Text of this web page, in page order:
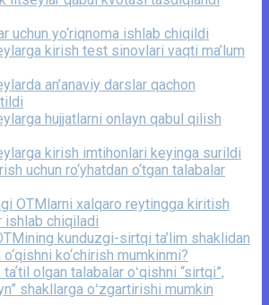
uchun yo‘riqnoma ishlab chiqildi
kirish test sinovlari vaqti ma’lum
an’anaviy darslar qachon
hujjatlarni onlayn qabul qilish
kirish imtihonlari keyinga surildi
uchun ro‘yhatdan o‘tgan talabalar
OTMlarni xalqaro reytingga kiritish
ishlab chiqiladi
kunduzgi-sirtqi ta’lim shaklidan
ko‘chirish mumkinmi?
olgan talabalar oʻqishni “sirtqi”,
shakllarga oʻzgartirishi mumkin